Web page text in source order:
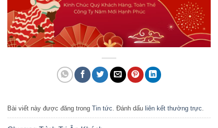
Bài viết này được đăng trong Tin tức. Đánh dấu liên kết thường trực.